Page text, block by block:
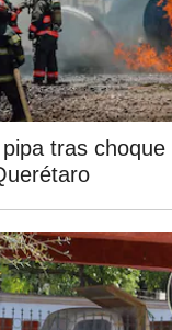
tras